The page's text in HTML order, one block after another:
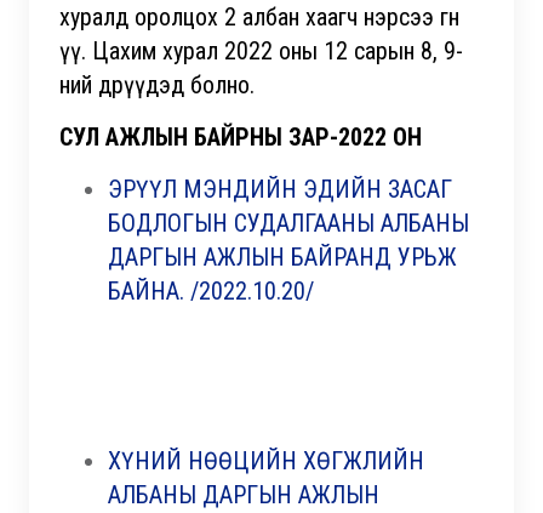
хуралд оролцох 2 албан хаагч нэрсээ өгнө
үү. Цахим хурал 2022 оны 12 сарын 8, 9-
ний өдрүүдэд болно.
СУЛ АЖЛЫН БАЙРНЫ ЗАР-2022 ОН
ЭРҮҮЛ МЭНДИЙН ЭДИЙН ЗАСАГ
БОДЛОГЫН СУДАЛГААНЫ АЛБАНЫ
ДАРГЫН АЖЛЫН БАЙРАНД УРЬЖ
БАЙНА. /2022.10.20/
ХҮНИЙ НӨӨЦИЙН ХӨГЖЛИЙН
АЛБАНЫ ДАРГЫН АЖЛЫН